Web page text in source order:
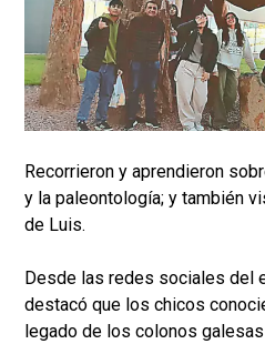
Recorrieron y aprendieron
y la paleontología; y también
de Luis.
Desde las redes sociales del
destacó que los chicos
legado de los colonos